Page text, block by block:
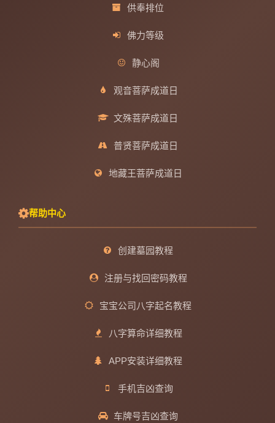
供奉排位
佛力等级
静心阁
观音菩萨成道日
文殊菩萨成道日
普贤菩萨成道日
地藏王菩萨成道日
帮助中心
创建墓园教程
注册与找回密码教程
宝宝公司八字起名教程
八字算命详细教程
APP安装详细教程
手机吉凶查询
车牌号吉凶查询